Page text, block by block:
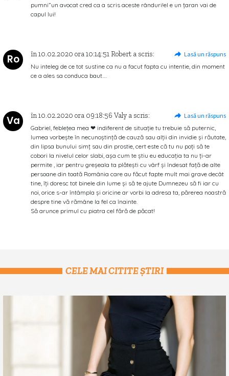
pumni”un avocat cred ca a scris aceste rânduri!el e un țaran vai de
capul lui!
Ro în10.02.2020 ora10:14:51 Robert a scris:
Lasă un răspuns
Nu inteleg de ce tot sustine ca nu a facut fapta cu intentie, din moment
ce a ales sa conduca baut….
Va în10.02.2020 ora 09:18:56 Valy a scris:
Lasă un răspuns
Gabriel, feblețea mea ❤ indiferent de situație tu trebuie să puternic,
lumea vorbește în necunoștință de cauză sau alții din invidie și răutate,
din lipsa bunului simț sau din prostie, cert este că tu nu poți să te
cobori la nivelul celor slabi, așa cum te știu eu educația ta nu ți-ar
permite , iar pentru greșeala ta plătești cu vârf și îndesat față de alte
persoane din toată România care au făcut fapte mult mai grave decât
tine, îți doresc tot binele din lume și să te ajute Dumnezeu să fi iar cu
noi, orice s-ar întâmpla și oricine ar vorbi la adresa ta, părerea noastră
despre tine vă rămâne la fel ca înainte.
Să arunce primul cu piatra cel fără de păcat!
CELE MAI CITITE ȘTIRI